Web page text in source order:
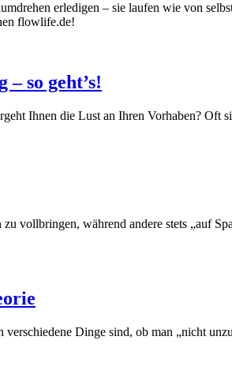
erledigen – sie laufen wie von
flowlife.de!
so geht’s!
Ihnen die Lust an Ihren Vorhaben?
vollbringen, während andere stets „auf
Dinge sind, ob man „nicht